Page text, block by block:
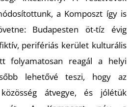
a Komposzt így is
Budapesten öt-tíz évig
perifériás kerület kulturális
folyamatosan reagál a helyi
lehetővé teszi, hogy az
átvegye, és jólétük